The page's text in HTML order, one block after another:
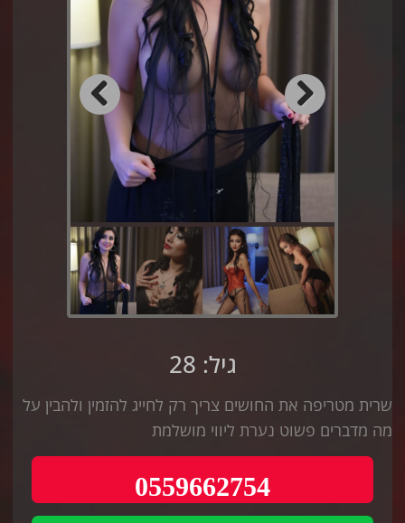
Previous Next
גיל: 28
שרית מטריפה את החושים צריך רק לחייג להזמין ולהבין על
מה מדברים פשוט נערת ליווי מושלמת
0559662754